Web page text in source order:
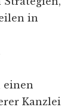
in
einen
Kanzlei